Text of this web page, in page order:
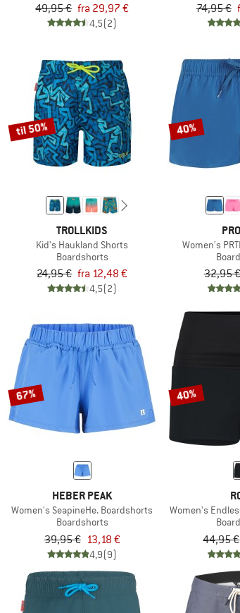
49,95 € fra 29,97 €
4,5(2)
74,95 €
til 50%
TROLLKIDS
Kid's Haukland Shorts
Boardshorts
24,95 € fra 12,48 €
4,5(2)
40%
Women's
32,95 €
67%
HEBER PEAK
Women's SeapineHe. Boardshorts
Boardshorts
39,95 € 13,18 €
4,9(9)
40%
Women's
44,95 €